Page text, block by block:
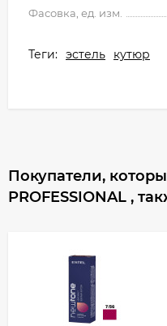
Фасовка, ед. изм.
Теги: эстель кутюр
Покупатели,
PROFESSIONAL ,